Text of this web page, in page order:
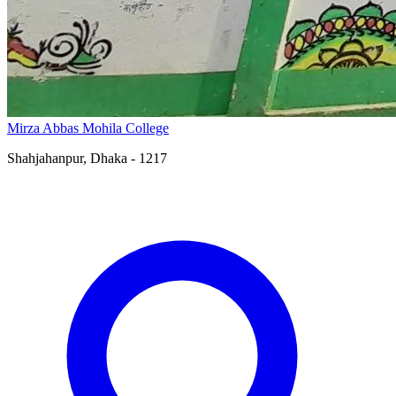
Mirza Abbas Mohila College
Shahjahanpur, Dhaka - 1217